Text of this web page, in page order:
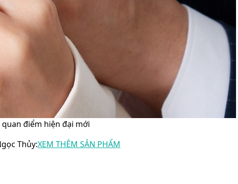
điểm hiện đại mới
Thủy:XEM THÊM SẢN PHẨM